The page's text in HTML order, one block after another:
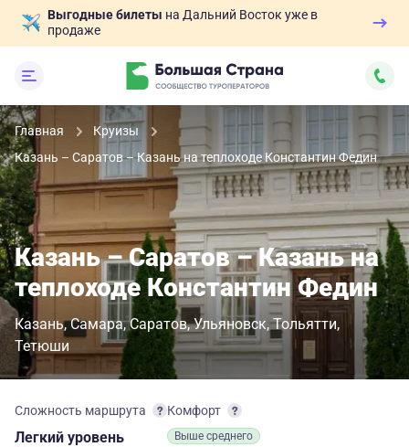
Выгодные билеты на Дальний Восток уже в
продаже
Главная
Круизы
Казань – Саратов – Казань на теплоходе Константин Федин
Казань – Саратов – Казань на
теплоходе Константин Федин
Казань Самара Саратов Ульяновск Тольятти
Тетюши
Сложность маршрута
Легкий уровень
Комфорт
Выше среднего